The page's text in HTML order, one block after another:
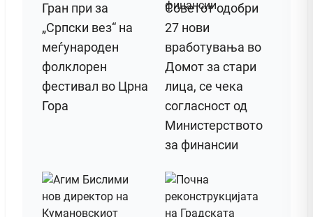
Гран при за
„Српски вез“ на
меѓународен
фолклорен
фестивал во Црна
Гора
Советот одобри
27 нови
вработувања во
Домот за стари
лица, се чека
согласност од
Министерството
за финансии